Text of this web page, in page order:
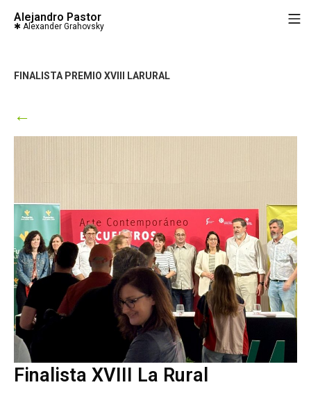
Alejandro Pastor
FINALISTA PREMIO XVIII LARURAL
←
Finalista XVIII La Rural